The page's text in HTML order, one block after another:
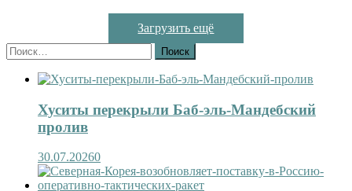
Загрузить ещё
Найти:
Хуситы перекрыли Баб-эль-Мандебский
пролив
30.07.20260